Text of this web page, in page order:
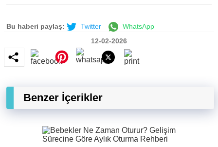
Bu haberi paylaş: Twitter
WhatsApp
12-02-2026
Benzer İçerikler